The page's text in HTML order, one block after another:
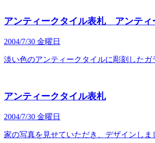
アンティークタイル表札 アンティ
2004/7/30 金曜日
淡い色のアンティークタイルに彫刻したガ
アンティークタイル表札
2004/7/30 金曜日
家の写真を見せていただき、デザインし